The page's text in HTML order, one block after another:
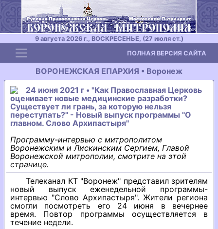
9 августа 2026 г., ВОСКРЕСЕНЬЕ, (27 июля ст.)
Toggle navigation ПОЛНАЯ ВЕРСИЯ САЙТА
ВОРОНЕЖСКАЯ ЕПАРХИЯ • Воронеж
24 июня 2021 г • "Как Православная Церковь
оценивает новые медицинские разработки?
Существует ли грань, за которую нельзя
переступать?" - Новый выпуск программы "О
главном. Слово Архипастыря"
Программу-интервью с митрополитом
Воронежским и Лискинским Сергием, Главой
Воронежской митрополии, смотрите на этой
странице.
Телеканал КТ "Воронеж" представил зрителям
новый выпуск еженедельной программы-
интервью "Слово Архипастыря". Жители региона
смогли посмотреть его 24 июня в вечернее
время. Повтор программы осуществляется в
течение недели.